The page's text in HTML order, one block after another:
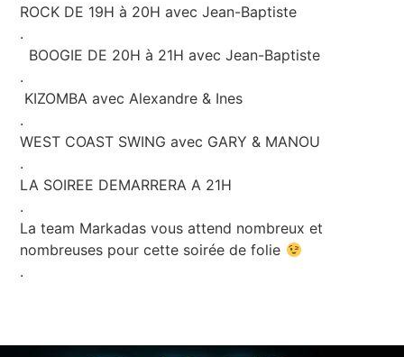
ROCK DE 19H à 20H avec Jean-Baptiste
.
BOOGIE DE 20H à 21H avec Jean-Baptiste
.
KIZOMBA avec Alexandre & Ines
.
WEST COAST SWING avec GARY & MANOU
.
LA SOIREE DEMARRERA A 21H
.
La team Markadas vous attend nombreux et
nombreuses pour cette soirée de folie
.